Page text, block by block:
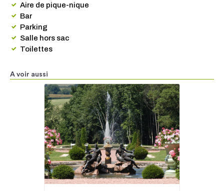
Aire de pique-nique
Bar
Parking
Salle hors sac
Toilettes
A voir aussi